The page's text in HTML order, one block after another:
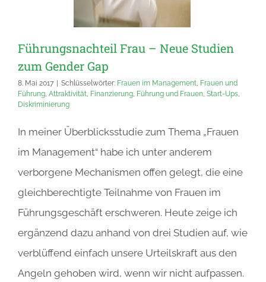
Führungsnachteil Frau – Neue Studien
zum Gender Gap
8. Mai 2017 Schlüsselwörter: Frauen im Management, Frauen und
Führung, Attraktivität, Finanzierung, Führung und Frauen, Start-Ups,
Diskriminierung
In meiner Überblicksstudie zum Thema „Frauen
im Management“ habe ich unter anderem
verborgene Mechanismen offen gelegt, die eine
gleichberechtigte Teilnahme von Frauen im
Führungsgeschäft erschweren. Heute zeige ich
ergänzend dazu anhand von drei Studien auf, wie
verblüffend einfach unsere Urteilskraft aus den
Angeln gehoben wird, wenn wir nicht aufpassen.